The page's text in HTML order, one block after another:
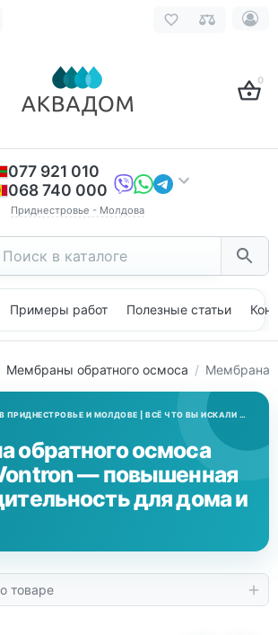
0
077 921 010
068 740 000
Приднестровье - Молдова
Примеры работ Полезные статьи
Мембраны обратного осмоса Мембрана
обратного осмоса
— повышенная
для дома и
товаре